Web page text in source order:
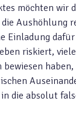
möchten
Aushöhlung
Einladung
riskiert,
die absolut